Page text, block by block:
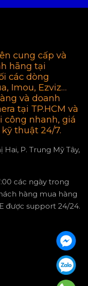
cung cấp và
hãng tại
các dòng
Imou, Ezviz…
và doanh
tại TP.HCM và
công nhanh, giá
thuật 24/7.
Hai, P. Trung Mỹ Tây,
các ngày trong
hàng mua hàng
được support 24/24.